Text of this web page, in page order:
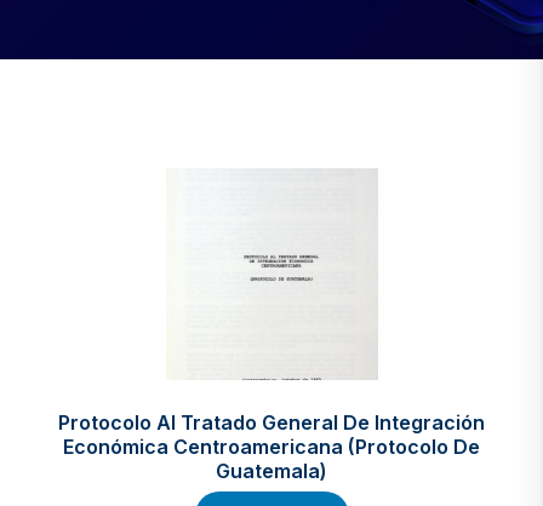
Protocolo Al Tratado General De Integración
Económica Centroamericana (Protocolo De
Guatemala)